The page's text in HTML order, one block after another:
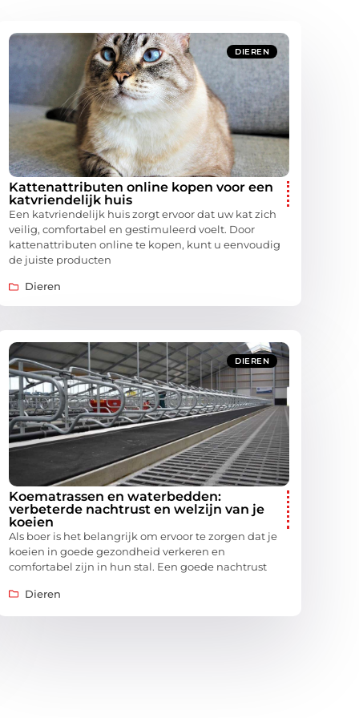
DIEREN
Kattenattributen online kopen voor een
katvriendelijk huis
Een katvriendelijk huis zorgt ervoor dat uw kat zich
veilig, comfortabel en gestimuleerd voelt. Door
kattenattributen online te kopen, kunt u eenvoudig
de juiste producten
Dieren
DIEREN
Koematrassen en waterbedden:
verbeterde nachtrust en welzijn van je
koeien
Als boer is het belangrijk om ervoor te zorgen dat je
koeien in goede gezondheid verkeren en
comfortabel zijn in hun stal. Een goede nachtrust
Dieren